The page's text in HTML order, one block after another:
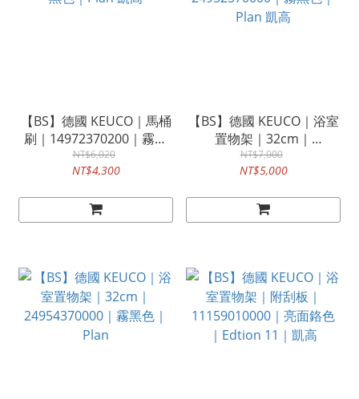
【BS】德國 KEUCO｜馬桶
刷｜14972370200｜霧黑
色｜Plan 凱高
NT$6,020
NT$4,300
【BS】德國 KEUCO｜浴室
置物架｜32cm｜
24952370000｜霧黑色｜
Plan 凱高
NT$7,000
NT$5,000